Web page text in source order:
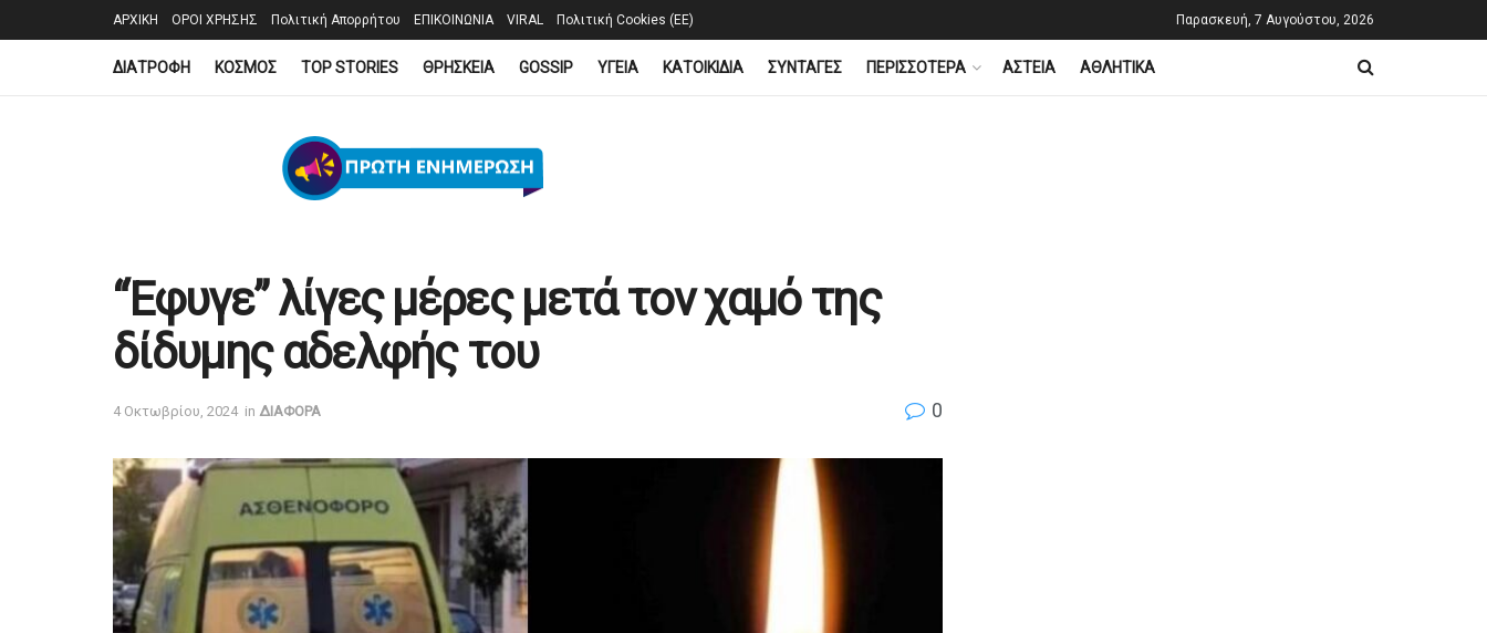
ΑΡΧΙΚΗ ΟΡΟΙ ΧΡΗΣΗΣ Πολιτική Απορρήτου ΕΠΙΚΟΙΝΩΝΙΑ VIRAL Πολιτική Cookies (ΕΕ) Παρασκευή, 7 Αυγούστου, 2026
ΔΙΑΤΡΟΦΗ ΚΟΣΜΟΣ TOP STORIES ΘΡΗΣΚΕΙΑ GOSSIP YΓΕΙΑ ΚΑΤΟΙΚΙΔΙΑ ΣΥΝΤΑΓΕΣ ΠΕΡΙΣΣΟΤΕΡΑ ΑΣΤΕΙΑ ΑΘΛΗΤΙΚΑ
“Έφυγε” λίγες μέρες μετά τον χαμό της
δίδυμης αδελφής του
4 Οκτωβρίου, 2024 in ΔΙΑΦΟΡΑ 0